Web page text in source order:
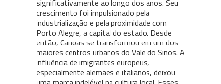
significativamente ao longo dos anos. Seu
crescimento foi impulsionado pela
industrialização e pela proximidade com
Porto Alegre, a capital do estado. Desde
então, Canoas se transformou em um dos
maiores centros urbanos do Vale do Sinos. A
influência de imigrantes europeus,
especialmente alemães e italianos, deixou